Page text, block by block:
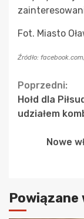
Fot. Miasto
Źródło:
Poprzedni:
Hołd dla
udziałem
Nowe
Powiązane